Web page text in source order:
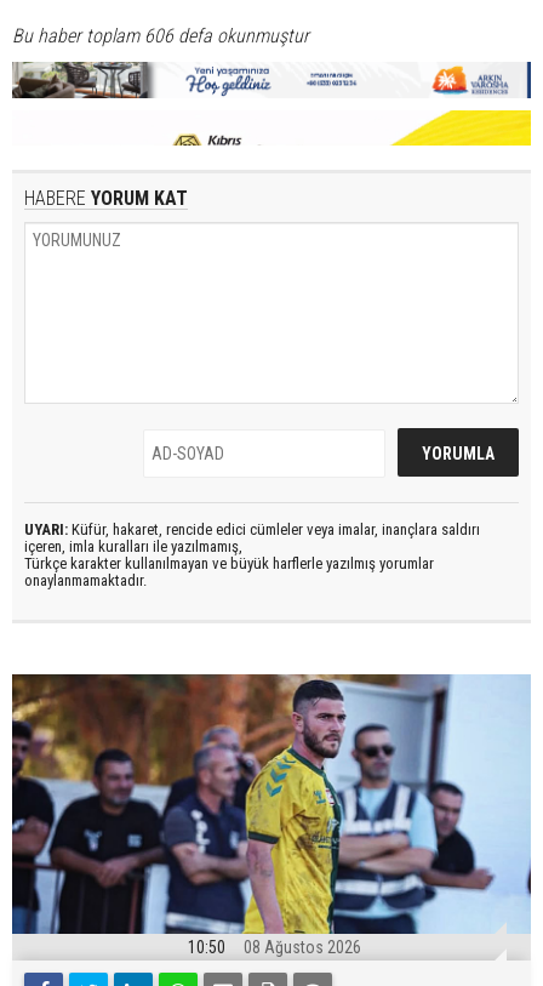
Bu haber toplam 606 defa okunmuştur
HABERE YORUM KAT
UYARI: Küfür, hakaret, rencide edici cümleler veya imalar, inançlara saldırı
içeren, imla kuralları ile yazılmamış,
Türkçe karakter kullanılmayan ve büyük harflerle yazılmış yorumlar
onaylanmamaktadır.
10:50 08 Ağustos 2026